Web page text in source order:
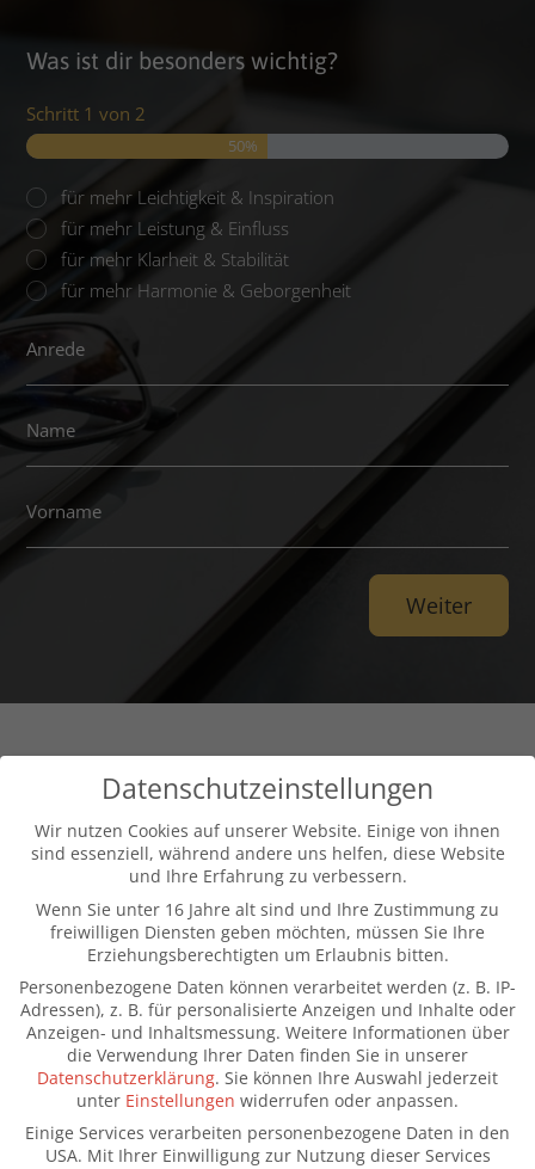
Was ist dir besonders wichtig?
Schritt 1 von 2
50%
Was
ist
dir
besonders
wichtig?
für mehr Leichtigkeit & Inspiration
für mehr Leistung & Einfluss
für mehr Klarheit & Stabilität
für mehr Harmonie & Geborgenheit
Anrede
Name
(erforderlich)
(erforderlich)
Kontakt
Sarah Lappe
(+49) 177 8231005
kontakt@sarah-lappe.de
Menü
Home
Über Mich
Kundenmeinungen
Datenschutzeinstellungen
Wir nutzen Cookies auf unserer Website. Einige von ihnen
sind essenziell, während andere uns helfen, diese Website
und Ihre Erfahrung zu verbessern.
Wenn Sie unter 16 Jahre alt sind und Ihre Zustimmung zu
freiwilligen Diensten geben möchten, müssen Sie Ihre
Erziehungsberechtigten um Erlaubnis bitten.
Personenbezogene Daten können verarbeitet werden (z. B. IP-
Adressen), z. B. für personalisierte Anzeigen und Inhalte oder
Anzeigen- und Inhaltsmessung. Weitere Informationen über
die Verwendung Ihrer Daten finden Sie in unserer
Datenschutzerklärung. Sie können Ihre Auswahl jederzeit
unter Einstellungen widerrufen oder anpassen.
Einige Services verarbeiten personenbezogene Daten in den
USA. Mit Ihrer Einwilligung zur Nutzung dieser Services